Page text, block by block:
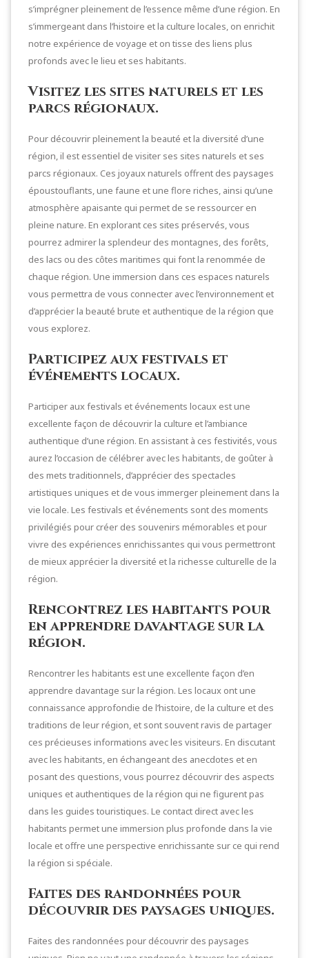
s’imprégner pleinement de l’essence même d’une région. En
s’immergeant dans l’histoire et la culture locales, on enrichit
notre expérience de voyage et on tisse des liens plus
profonds avec le lieu et ses habitants.
Visitez les sites naturels et les
parcs régionaux.
Pour découvrir pleinement la beauté et la diversité d’une
région, il est essentiel de visiter ses sites naturels et ses
parcs régionaux. Ces joyaux naturels offrent des paysages
époustouflants, une faune et une flore riches, ainsi qu’une
atmosphère apaisante qui permet de se ressourcer en
pleine nature. En explorant ces sites préservés, vous
pourrez admirer la splendeur des montagnes, des forêts,
des lacs ou des côtes maritimes qui font la renommée de
chaque région. Une immersion dans ces espaces naturels
vous permettra de vous connecter avec l’environnement et
d’apprécier la beauté brute et authentique de la région que
vous explorez.
Participez aux festivals et
événements locaux.
Participer aux festivals et événements locaux est une
excellente façon de découvrir la culture et l’ambiance
authentique d’une région. En assistant à ces festivités, vous
aurez l’occasion de célébrer avec les habitants, de goûter à
des mets traditionnels, d’apprécier des spectacles
artistiques uniques et de vous immerger pleinement dans la
vie locale. Les festivals et événements sont des moments
privilégiés pour créer des souvenirs mémorables et pour
vivre des expériences enrichissantes qui vous permettront
de mieux apprécier la diversité et la richesse culturelle de la
région.
Rencontrez les habitants pour
en apprendre davantage sur la
région.
Rencontrer les habitants est une excellente façon d’en
apprendre davantage sur la région. Les locaux ont une
connaissance approfondie de l’histoire, de la culture et des
traditions de leur région, et sont souvent ravis de partager
ces précieuses informations avec les visiteurs. En discutant
avec les habitants, en échangeant des anecdotes et en
posant des questions, vous pourrez découvrir des aspects
uniques et authentiques de la région qui ne figurent pas
dans les guides touristiques. Le contact direct avec les
habitants permet une immersion plus profonde dans la vie
locale et offre une perspective enrichissante sur ce qui rend
la région si spéciale.
Faites des randonnées pour
découvrir des paysages uniques.
Faites des randonnées pour découvrir des paysages